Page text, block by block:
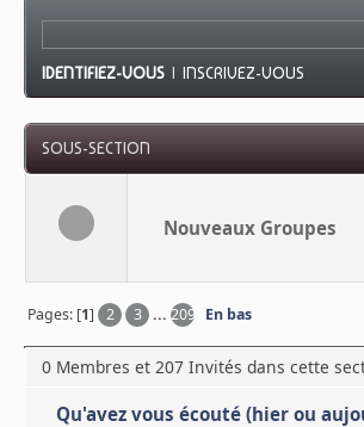
IDENTIFIEZ-VOUS |INSCRIVEZ-VOUS
SOUS-SECTION
Nouveaux Groupes
Pages: [1] 2 3 ...209 En bas
0 Membres et 207 Invités dans cette
Qu'avez vous écouté (hier ou